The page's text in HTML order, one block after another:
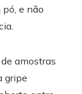
e não
amostras
gripe